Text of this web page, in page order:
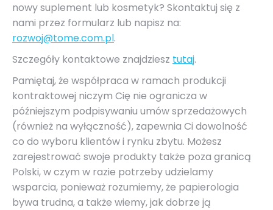
nowy suplement lub kosmetyk? Skontaktuj się z
nami przez formularz lub napisz na:
rozwoj@tome.com.pl.
Szczegóły kontaktowe znajdziesz tutaj.
Pamiętaj, że współpraca w ramach produkcji
kontraktowej niczym Cię nie ogranicza w
późniejszym podpisywaniu umów sprzedażowych
(również na wyłączność), zapewnia Ci dowolność
co do wyboru klientów i rynku zbytu. Możesz
zarejestrować swoje produkty także poza granicą
Polski, w czym w razie potrzeby udzielamy
wsparcia, ponieważ rozumiemy, że papierologia
bywa trudna, a także wiemy, jak dobrze ją